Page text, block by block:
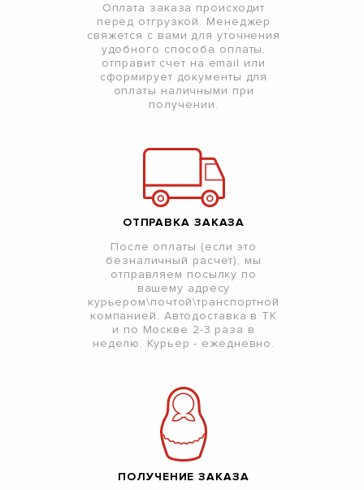
Оплата заказа происходит
перед отгрузкой. Менеджер
свяжется с вами для уточнения
удобного способа оплаты,
отправит счет на email или
сформирует документы для
оплаты наличными при
получении.
ОТПРАВКА ЗАКАЗА
После оплаты (если это
безналичный расчет), мы
отправляем посылку по
вашему адресу
курьером\почтой\транспортной
компанией. Автодоставка в ТК
и по Москве 2-3 раза в
неделю. Курьер - ежедневно.
ПОЛУЧЕНИЕ ЗАКАЗА